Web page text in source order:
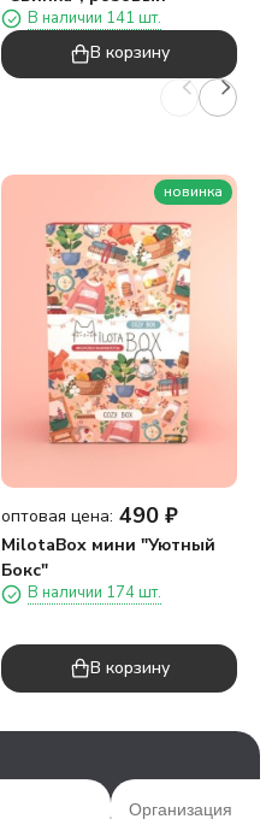
В наличии 141 шт.
В корзину
новинка
оптовая цена: 490 ₽
MilotaBox мини "Уютный
Бокс"
В наличии 174 шт.
В корзину